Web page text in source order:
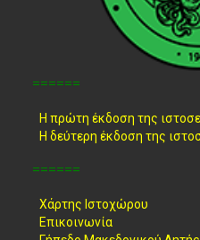
======
Η πρώτη έκδοση της
Η δεύτερη έκδοση της
======
Χάρτης Ιστοχώρου
Επικοινωνία